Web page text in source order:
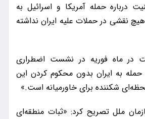
درباره حمله آمریکا و اسرائیل به
نقشی در حملات علیه ایران نداشته
در ماه فوریه در نشست اضطراری
حمله به ایران بدون محکوم کردن این
شکننده برای خاورمیانه است.»
ملل تصریح کرد: «ثبات منطقه‌ای